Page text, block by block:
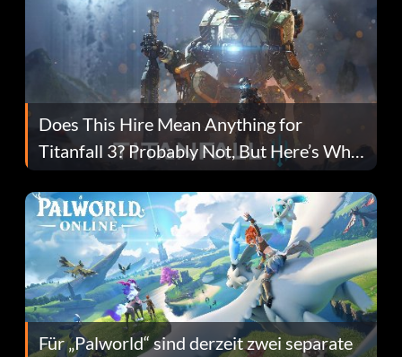
Does This Hire Mean Anything for
Titanfall 3? Probably Not, But Here’s Why
Fans Are Hopeful
Für „Palworld“ sind derzeit zwei separate